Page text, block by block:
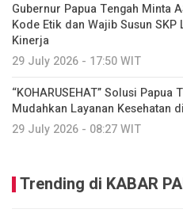
Gubernur Papua Tengah Minta
Kode Etik dan Wajib Susun SKP
Kinerja
29 July 2026 - 17:50 WIT
“KOHARUSEHAT” Solusi Papua
Mudahkan Layanan Kesehatan
29 July 2026 - 08:27 WIT
Trending di KABAR